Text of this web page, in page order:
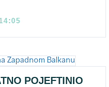
POJEFTINIO